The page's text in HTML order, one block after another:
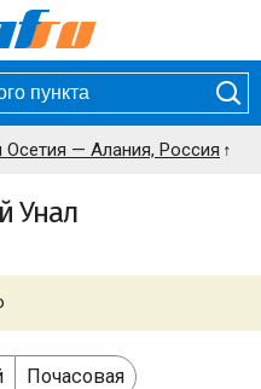
Осетия — Алания, Россия
Унал
Почасовая